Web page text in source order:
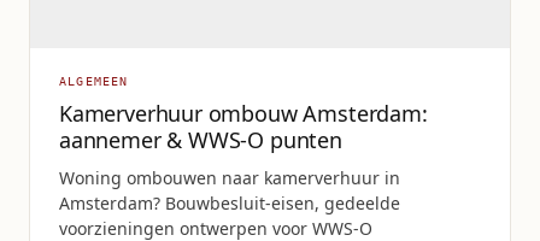
ALGEMEEN
Kamerverhuur ombouw Amsterdam:
aannemer & WWS-O punten
Woning ombouwen naar kamerverhuur in
Amsterdam? Bouwbesluit-eisen, gedeelde
voorzieningen ontwerpen voor WWS-O